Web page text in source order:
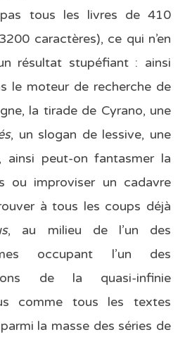
tous les livres de 410
caractères), ce qui n’en
résultat stupéfiant : ainsi
le moteur de recherche de
la tirade de Cyrano, une
, un slogan de lessive, une
ainsi peut-on fantasmer la
ou improviser un cadavre
à tous les coups déjà
, au milieu de l’un des
occupant l’un des
de la quasi-infinie
comme tous les textes
la masse des séries de